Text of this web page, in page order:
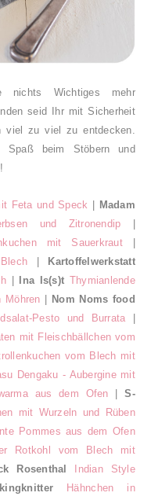
Wichtiges mehr
seid Ihr mit Sicherheit
viel zu viel zu entdecken.
beim Stöbern und
Feta und Speck
Madam
und Zitronendip
mit Sauerkraut|
Kartoffelwerkstatt
| Ina Is(s)t Thymianlende
Möhren
Nom Noms food
Pesto und Burrata
mit Fleischbällchen vom
vom Blech mit
Dengaku - Aubergine mit
aus dem Ofen |S-
mit Wurzeln und Rüben
Pommes aus dem Ofen
Rotkohl vom Blech mit
Rosenthal
Indian Style
Hähnchen in